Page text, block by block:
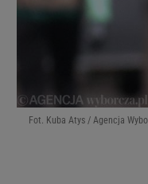
Fot. Kuba Atys / Agencja